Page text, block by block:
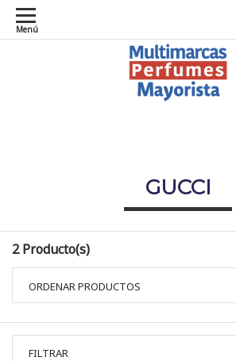
Menú
GUCCI
2 Producto(s)
ORDENAR PRODUCTOS
FILTRAR